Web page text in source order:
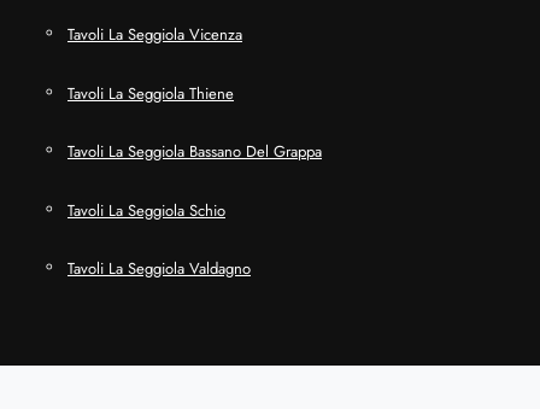
Tavoli La Seggiola Vicenza
Tavoli La Seggiola Thiene
Tavoli La Seggiola Bassano Del Grappa
Tavoli La Seggiola Schio
Tavoli La Seggiola Valdagno